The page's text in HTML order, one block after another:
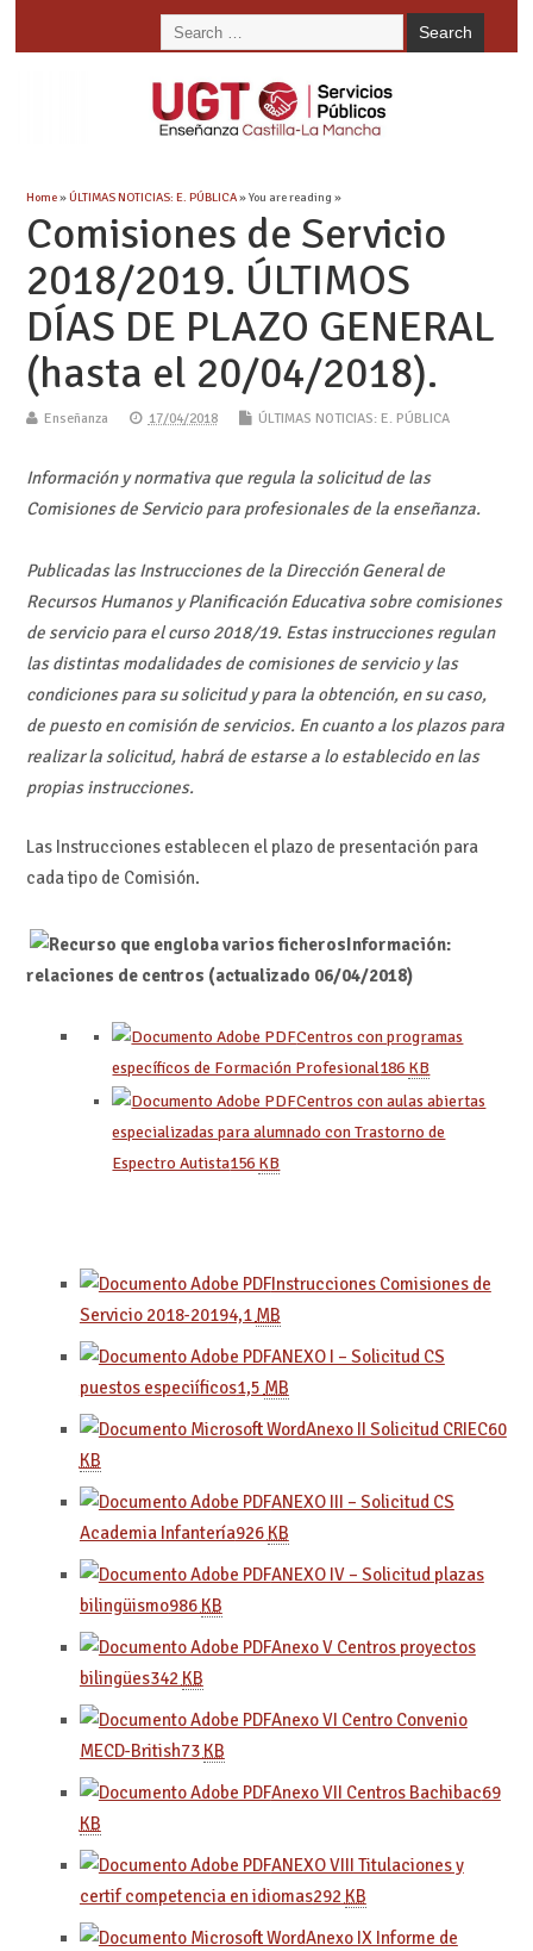
Home»ÚLTIMAS NOTICIAS: E. PÚBLICA» You are reading »
Comisiones de Servicio
2018/2019. ÚLTIMOS
DÍAS DE PLAZO GENERAL
(hasta el 20/04/2018).
Enseñanza 17/04/2018 ÚLTIMAS NOTICIAS: E. PÚBLICA
Información y normativa que regula la solicitud de las
Comisiones de Servicio para profesionales de la enseñanza.
Publicadas las Instrucciones de la Dirección General de
Recursos Humanos y Planificación Educativa sobre comisiones
de servicio para el curso 2018/19. Estas instrucciones regulan
las distintas modalidades de comisiones de servicio y las
condiciones para su solicitud y para la obtención, en su caso,
de puesto en comisión de servicios. En cuanto a los plazos para
realizar la solicitud, habrá de estarse a lo establecido en las
propias instrucciones.
Las Instrucciones establecen el plazo de presentación para
cada tipo de Comisión.
Información:
relaciones de centros (actualizado 06/04/2018)
Centros con programas
específicos de Formación Profesional186 KB
Centros con aulas abiertas
especializadas para alumnado con Trastorno de
Espectro Autista156 KB
Instrucciones Comisiones de
Servicio 2018-20194,1 MB
ANEXO I – Solicitud CS
puestos especiíficos1,5 MB
Anexo II Solicitud CRIEC60
KB
ANEXO III – Solicitud CS
Academia Infantería926 KB
ANEXO IV – Solicitud plazas
bilingüismo986 KB
Anexo V Centros proyectos
bilingües342 KB
Anexo VI Centro Convenio
MECD-British73 KB
Anexo VII Centros Bachibac69
KB
ANEXO VIII Titulaciones y
certif competencia en idiomas292 KB
Anexo IX Informe de